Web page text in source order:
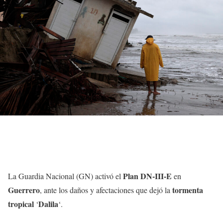
La Guardia Nacional (GN) activó el Plan DN-III-E en
Guerrero, ante los daños y afectaciones que dejó la tormenta
tropical ‘Dalila‘.